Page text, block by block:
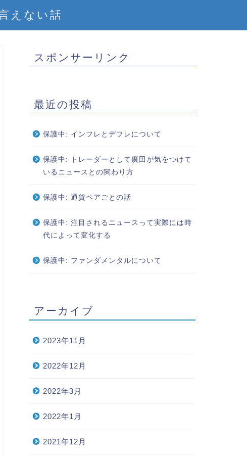
えない話
スポンサーリンク
最近の投稿
保護中: インフレとデフレについて
保護中: トレーダーとして廣田が気をつけて
いるニュースとの関わり方
保護中: 通貨ペアごとの話
保護中: 注目されるニュースって実際には時
代によって変化する
保護中: ファンダメンタルについて
アーカイブ
2023年11月
2022年12月
2022年3月
2022年1月
2021年12月